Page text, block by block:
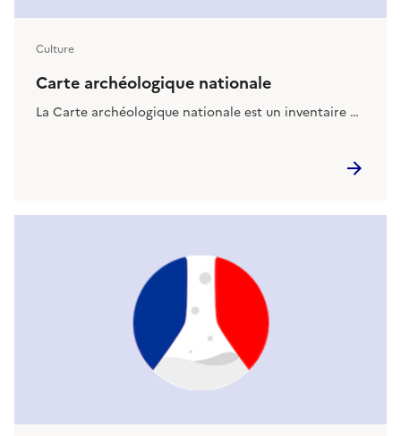
Culture
Carte archéologique nationale
La Carte archéologique nationale est un inventaire …